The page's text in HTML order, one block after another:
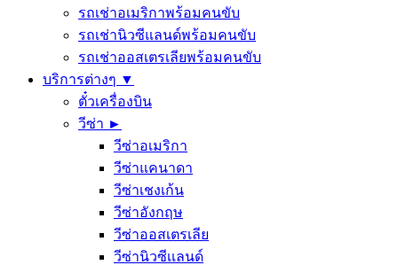
รถเช่าอเมริกาพร้อมคนขับ
รถเช่านิวซีแลนด์พร้อมคนขับ
รถเช่าออสเตรเลียพร้อมคนขับ
บริการต่างๆ ▼
ตั๋วเครื่องบิน
วีซ่า ►
วีซ่าอเมริกา
วีซ่าแคนาดา
วีซ่าเชงเก้น
วีซ่าอังกฤษ
วีซ่าออสเตรเลีย
วีซ่านิวซีเเลนด์